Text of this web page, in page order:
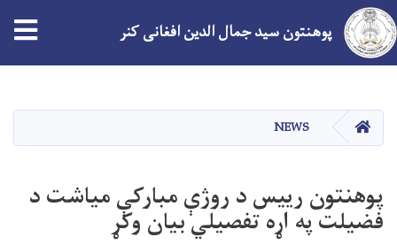
content
پوهنتون سید جمال الدین افغانی کنر
صفحه اصلیNEWS
پوهنتون رييس د روژې مبارکې مياشت د
فضيلت په اړه تفصيلي بيان وکړ